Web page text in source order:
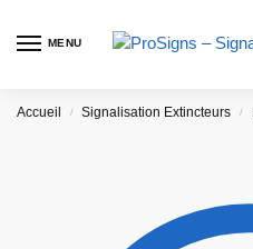
MENU
Accueil / Signalisation Extincteurs /